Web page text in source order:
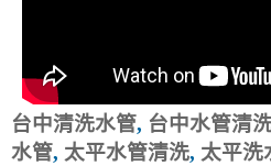
台中清洗水管, 台中水管清
水管, 太平水管清洗, 太平洗